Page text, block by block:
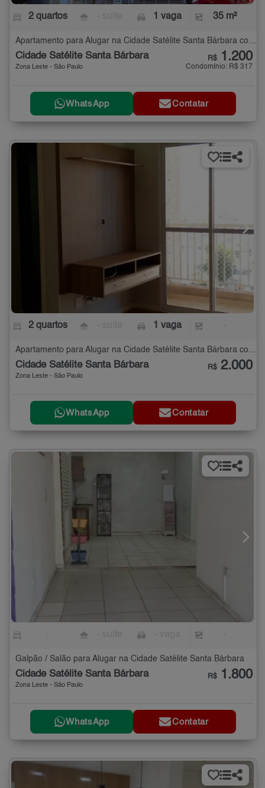
2 quartos 1 vaga 35 m²
Cidade Satélite Santa Bárbara
Zona Leste - São Paulo
R$ 1.200
Condomínio: R$ 317
WhatsApp Contatar
2 quartos 1 vaga
Apartamento para Alugar na Cidade Satélite Santa Bárbara com 2 quartos
Cidade Satélite Santa Bárbara
Zona Leste - São Paulo
R$ 2.000
WhatsApp Contatar
Galpão / Salão para Alugar na Cidade Satélite Santa Bárbara
Cidade Satélite Santa Bárbara
Zona Leste - São Paulo
R$ 1.800
WhatsApp Contatar